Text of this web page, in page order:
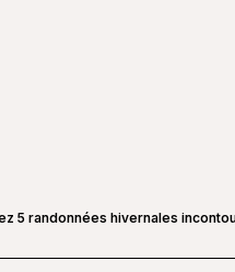
5 randonnées hivernales